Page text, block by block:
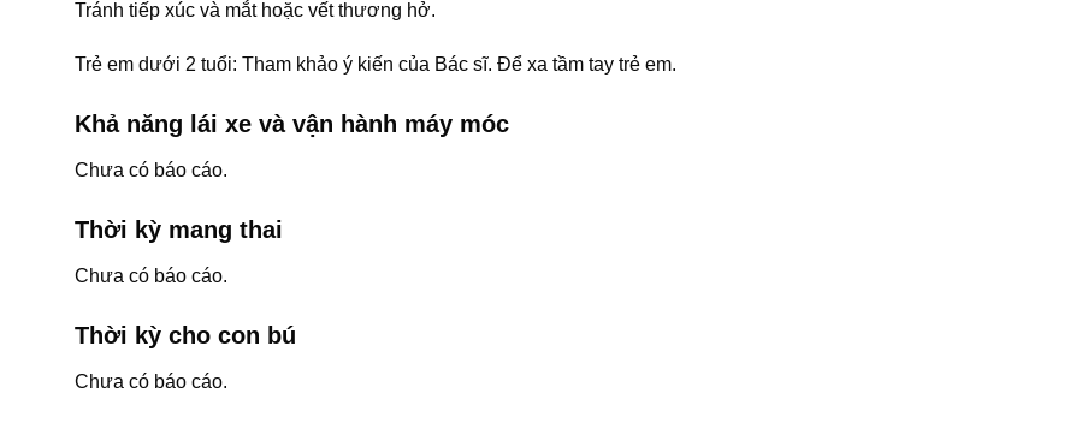
Tránh tiếp xúc và mắt hoặc vết thương hở.
Trẻ em dưới 2 tuổi: Tham khảo ý kiến của Bác sĩ. Để xa tầm tay trẻ em.
Khả năng lái xe và vận hành máy móc
Chưa có báo cáo.
Thời kỳ mang thai
Chưa có báo cáo.
Thời kỳ cho con bú
Chưa có báo cáo.